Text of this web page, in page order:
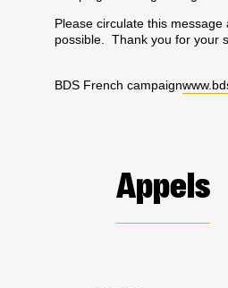
Please circulate this message
possible. Thank you for your
BDS French campaign
Appels